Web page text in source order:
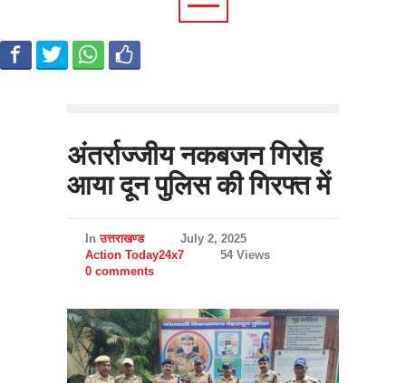
अंतर्राज्जीय नकबजन गिरोह
आया दून पुलिस की गिरफ्त में
Inउत्तराखण्ड
July 2, 2025
Action Today24x7
54 Views
0 comments